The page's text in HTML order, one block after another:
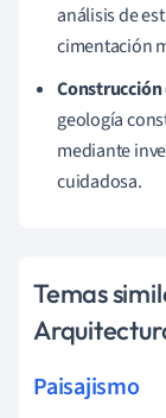
análisis de
cimentación
geología
mediante
cuidadosa.
Temas
Paisajismo